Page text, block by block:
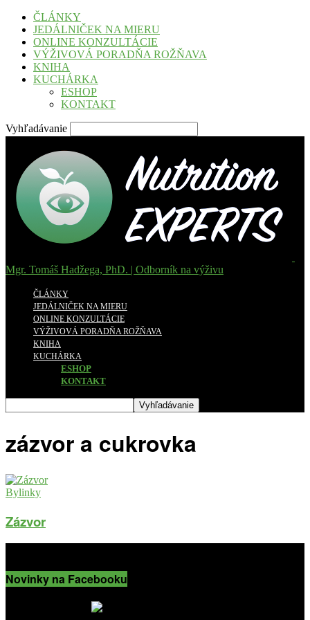
ČLÁNKY
JEDÁLNIČEK NA MIERU
ONLINE KONZULTÁCIE
VÝŽIVOVÁ PORADŇA ROŽŇAVA
KNIHA
KUCHÁRKA
ESHOP
KONTAKT
Vyhľadávanie
Mgr. Tomáš Hadžega, PhD. | Odborník na výživu
ČLÁNKY
JEDÁLNIČEK NA MIERU
ONLINE KONZULTÁCIE
VÝŽIVOVÁ PORADŇA ROŽŇAVA
KNIHA
KUCHÁRKA
ESHOP
KONTAKT
zázvor a cukrovka
Bylinky
Zázvor
Novinky na Facebooku